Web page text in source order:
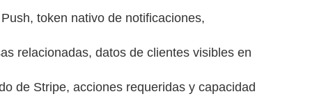
token nativo de notificaciones,
relacionadas, datos de clientes visibles en
de Stripe, acciones requeridas y capacidad